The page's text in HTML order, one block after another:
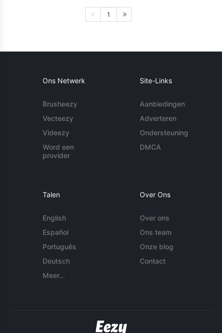
1
Ons Netwerk
Brusheezy
Vecteezy
Videezy
Word een
provider
Site-Links
Aanbiedingen
Adverteren
Ondersteuning
DMCA
Talen
English
Español
Português
Deutsch
Meer...
Over Ons
Over ons
Ons team
Onze blog
Contact